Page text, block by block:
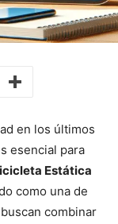
en los últimos
esencial para
Estática
como una de
combinar